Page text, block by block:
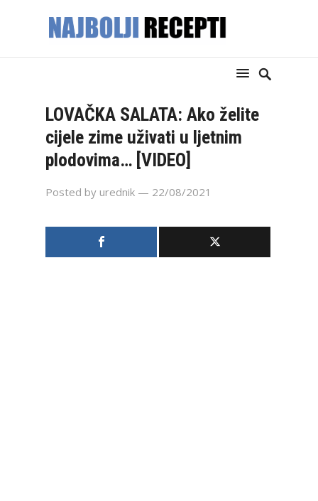
LOVAČKA SALATA: Ako želite
cijele zime uživati u ljetnim
plodovima… [VIDEO]
Posted by urednik — 22/08/2021